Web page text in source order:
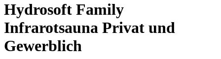
Hydrosoft Family
Infrarotsauna Privat und
Gewerblich